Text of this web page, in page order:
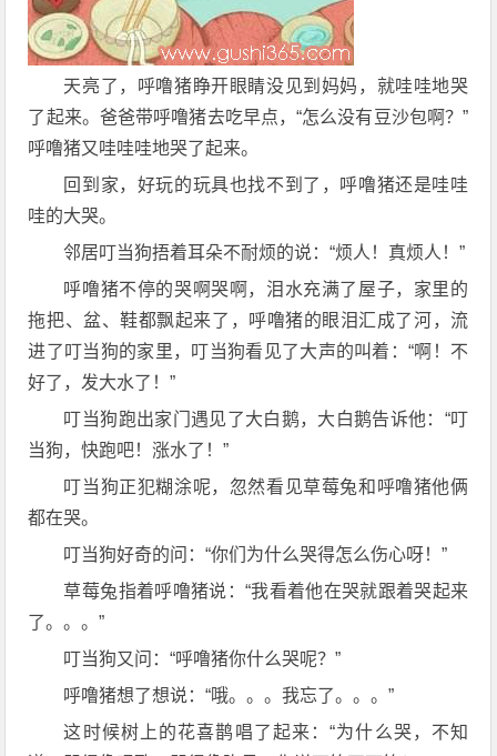
天亮了，呼噜猪睁开眼睛没见到妈妈，就哇哇地哭
了起来。爸爸带呼噜猪去吃早点，“怎么没有豆沙包啊？”
呼噜猪又哇哇哇地哭了起来。
回到家，好玩的玩具也找不到了，呼噜猪还是哇哇
哇的大哭。
邻居叮当狗捂着耳朵不耐烦的说：“烦人！真烦人！”
呼噜猪不停的哭啊哭啊，泪水充满了屋子，家里的
拖把、盆、鞋都飘起来了，呼噜猪的眼泪汇成了河，流
进了叮当狗的家里，叮当狗看见了大声的叫着：“啊！不
好了，发大水了！”
叮当狗跑出家门遇见了大白鹅，大白鹅告诉他：“叮
当狗，快跑吧！涨水了！”
叮当狗正犯糊涂呢，忽然看见草莓兔和呼噜猪他俩
都在哭。
叮当狗好奇的问：“你们为什么哭得怎么伤心呀！”
草莓兔指着呼噜猪说：“我看着他在哭就跟着哭起来
了。。。”
叮当狗又问：“呼噜猪你什么哭呢？”
呼噜猪想了想说：“哦。。。我忘了。。。”
这时候树上的花喜鹊唱了起来：“为什么哭，不知